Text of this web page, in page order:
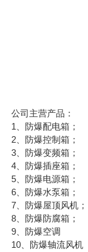
公司主营产品：
1、防爆配电箱；
2、防爆控制箱；
3、防爆变频箱；
4、防爆插座箱；
5、防爆电源箱；
6、防爆水泵箱；
7、防爆屋顶风机
8、防爆防腐箱；
9、防爆空调
10、防爆轴流风机